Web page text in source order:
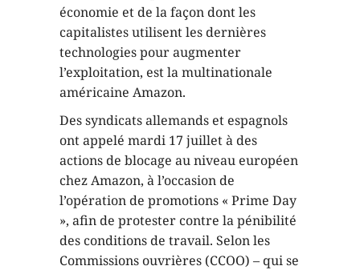
économie et de la façon dont les
capitalistes utilisent les dernières
technologies pour augmenter
l’exploitation, est la multinationale
américaine Amazon.
Des syndicats allemands et espagnols
ont appelé mardi 17 juillet à des
actions de blocage au niveau européen
chez Amazon, à l’occasion de
l’opération de promotions « Prime Day
», afin de protester contre la pénibilité
des conditions de travail. Selon les
Commissions ouvrières (CCOO) – qui se